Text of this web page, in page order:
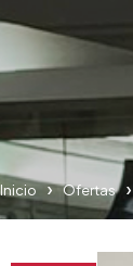
Inicio Ofertas